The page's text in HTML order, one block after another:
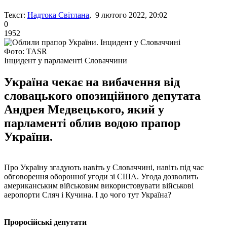
Текст: Надтока Світлана, 9 лютого 2022, 20:02
0
1952
Фото: TASR
Інцидент у парламенті Словаччини
Україна чекає на вибачення від
словацького опозиційного депутата
Андрея Медвецького, який у
парламенті облив водою прапор
України.
Про Україну згадують навіть у Словаччині, навіть під час
обговорення оборонної угоди зі США. Угода дозволить
американським військовим використовувати військові
аеропорти Сляч і Кучина. І до чого тут Україна?
Проросійські депутати